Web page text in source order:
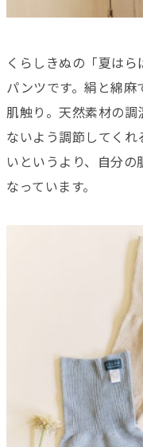
くらしきぬの「夏は
パンツです。絹と綿麻
肌触り。天然素材の調
ないよう調節してくれ
いというより、自分の
なっています。